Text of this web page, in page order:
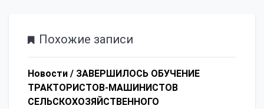
Похожие записи
Новости / ЗАВЕРШИЛОСЬ ОБУЧЕНИЕ
ТРАКТОРИСТОВ-МАШИНИСТОВ
СЕЛЬСКОХОЗЯЙСТВЕННОГО